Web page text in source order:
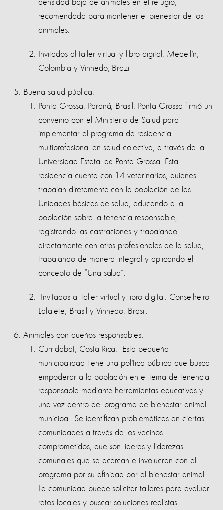
densidad baja de animales en el refugio,
recomendada para mantener el bienestar de los
animales.
Invitados al taller virtual y libro digital: Medellín,
Colombia y Vinhedo, Brazil
Buena salud pública:
Ponta Grossa, Paraná, Brasil. Ponta Grossa firmó un
convenio con el Ministerio de Salud para
implementar el programa de residencia
multiprofesional en salud colectiva, a través de la
Universidad Estatal de Ponta Grossa. Esta
residencia cuenta con 14 veterinarios, quienes
trabajan diretamente con la población de las
Unidades básicas de salud, educando a la
población sobre la tenencia responsable,
registrando las castraciones y trabajando
directamente con otros profesionales de la salud,
trabajando de manera integral y aplicando el
concepto de “Una salud”.
Invitados al taller virtual y libro digital: Conselheiro
Lafaiete, Brasil y Vinhedo, Brasil.
Animales con dueños responsables:
Curridabat, Costa Rica.
Esta pequeña
municipalidad tiene una política pública que busca
empoderar a la población en el tema de tenencia
responsable mediante herramientas educativas y
una voz dentro del programa de bienestar animal
municipal. Se identifican problemáticas en ciertas
comunidades a través de los vecinos
comprometidos, que son lideres y liderezas
comunales que se acercan e involucran con el
programa por su afinidad por el bienestar animal.
La comunidad puede solicitar talleres para evaluar
retos locales y buscar soluciones realistas.